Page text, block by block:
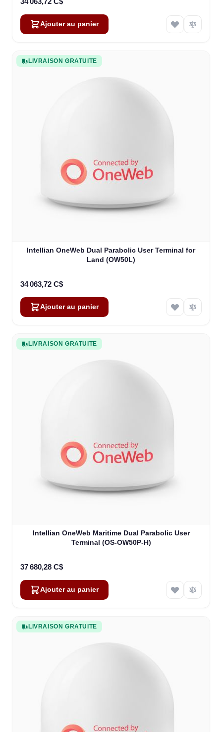
Ajouter au panier
LIVRAISON GRATUITE
Intellian OneWeb Dual Parabolic User Terminal for
Land (OW50L)
34 063,72 C$
Ajouter au panier
LIVRAISON GRATUITE
Intellian OneWeb Maritime Dual Parabolic User
Terminal (OS-OW50P-H)
37 680,28 C$
Ajouter au panier
LIVRAISON GRATUITE